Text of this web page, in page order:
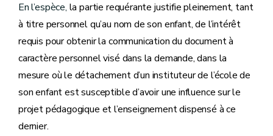
En l’espèce, la partie requérante justifie pleinement, tant
à titre personnel qu’au nom de son enfant, de l’intérêt
requis pour obtenir la communication du document à
caractère personnel visé dans la demande, dans la
mesure où le détachement d’un instituteur de l’école de
son enfant est susceptible d’avoir une influence sur le
projet pédagogique et l’enseignement dispensé à ce
dernier.